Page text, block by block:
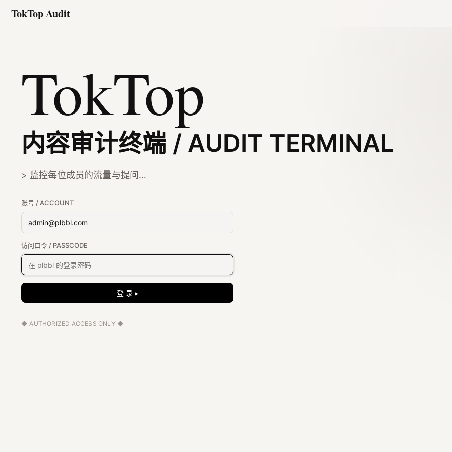
TokTop Audit
TokTop
内容审计终端 / AUDIT TERMINAL
> 监控每位成员的流量与提问…
账号 / ACCOUNT
访问口令 / PASSCODE
登 录 ▸
◆ AUTHORIZED ACCESS ONLY ◆